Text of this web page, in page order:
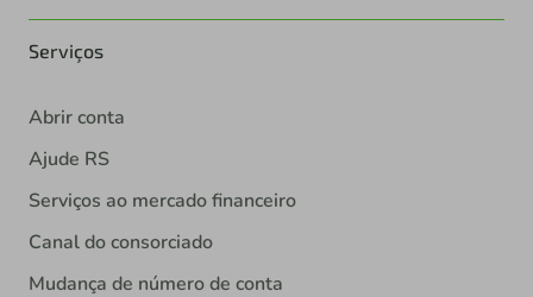
Serviços
Abrir conta
Ajude RS
Serviços ao mercado financeiro
Canal do consorciado
Mudança de número de conta